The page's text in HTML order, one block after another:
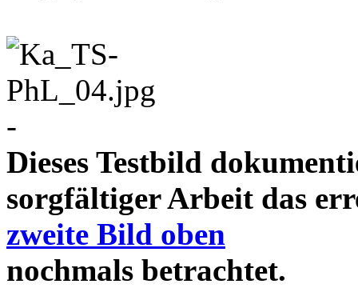
-
Dieses Testbild
sorgfältiger Arbeit das
zweite Bild oben
nochmals